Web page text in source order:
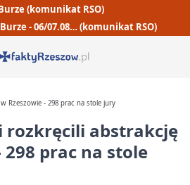
(komunikat RSO)
Burze - 06/07.08… (komunikat RSO)
Rzeszowie - 298 prac na stole jury
rozkręcili abstrakcję
298 prac na stole